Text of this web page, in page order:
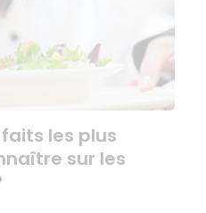
les plus
sur les